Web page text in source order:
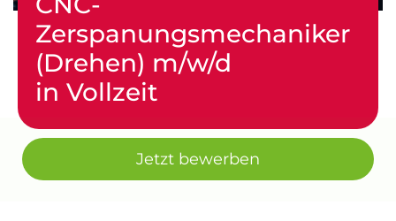
Zerspanungsmechaniker
(Drehen) m/w/d
in Vollzeit
Jetzt bewerben